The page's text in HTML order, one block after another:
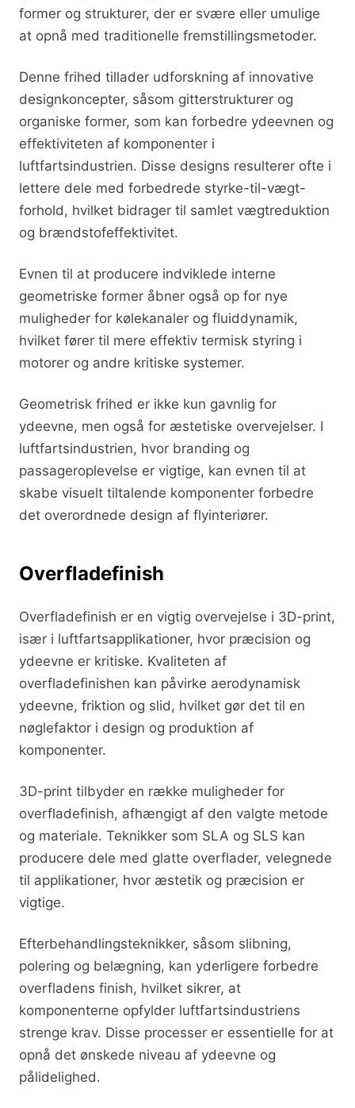
former og strukturer, der er svære eller umulige
at opnå med traditionelle fremstillingsmetoder.
Denne frihed tillader udforskning af innovative
designkoncepter, såsom gitterstrukturer og
organiske former, som kan forbedre ydeevnen og
effektiviteten af komponenter i
luftfartsindustrien. Disse designs resulterer ofte i
lettere dele med forbedrede styrke-til-vægt-
forhold, hvilket bidrager til samlet vægtreduktion
og brændstofeffektivitet.
Evnen til at producere indviklede interne
geometriske former åbner også op for nye
muligheder for kølekanaler og fluiddynamik,
hvilket fører til mere effektiv termisk styring i
motorer og andre kritiske systemer.
Geometrisk frihed er ikke kun gavnlig for
ydeevne, men også for æstetiske overvejelser. I
luftfartsindustrien, hvor branding og
passageroplevelse er vigtige, kan evnen til at
skabe visuelt tiltalende komponenter forbedre
det overordnede design af flyinteriører.
Overfladefinish
Overfladefinish er en vigtig overvejelse i 3D-print,
især i luftfartsapplikationer, hvor præcision og
ydeevne er kritiske. Kvaliteten af
overfladefinishen kan påvirke aerodynamisk
ydeevne, friktion og slid, hvilket gør det til en
nøglefaktor i design og produktion af
komponenter.
3D-print tilbyder en række muligheder for
overfladefinish, afhængigt af den valgte metode
og materiale. Teknikker som SLA og SLS kan
producere dele med glatte overflader, velegnede
til applikationer, hvor æstetik og præcision er
vigtige.
Efterbehandlingsteknikker, såsom slibning,
polering og belægning, kan yderligere forbedre
overfladens finish, hvilket sikrer, at
komponenterne opfylder luftfartsindustriens
strenge krav. Disse processer er essentielle for at
opnå det ønskede niveau af ydeevne og
pålidelighed.